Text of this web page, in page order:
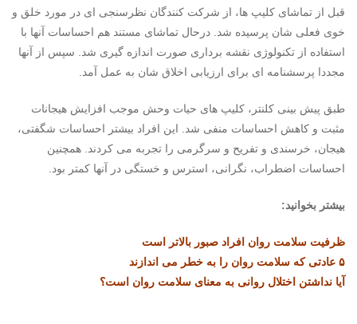
قبل از تماشای کلیپ ها، از شرکت کنندگان نظرسنجی ای در مورد خلق و
خوی فعلی شان پرسیده شد. درحال تماشای مستند هم احساسات آنها با
استفاده از تکنولوژی نقشه برداری صورت اندازه گیری شد. سپس از آنها
مجددا پرسشنامه ای برای ارزیابی اخلاق شان به عمل آمد.
طبق پیش بینی کلنتر، کلیپ های حیات وحش موجب افزایش هیجانات
مثبت و کاهش احساسات منفی شد. این افراد بیشتر احساسات شگفتی،
هیجان، خرسندی و تفریح و سرگرمی را تجربه می کردند. همچنین
احساسات اضطراب، نگرانی، استرس و خستگی در آنها کمتر بود.
بیشتر بخوانید:
ظرفیت سلامت روان افراد صبور بالاتر است
۵ عادتی که سلامت روان را به خطر می اندازند
آیا نداشتن اختلال روانی به معنای سلامت روان است؟